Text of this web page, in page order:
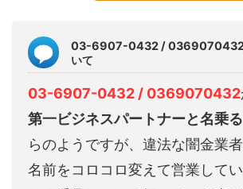
03-6907-0432 / 0369070432
いて
03-6907-0432 / 0369070432
第一ビジネスパートナーと名乗
らのようですが、違法な闇金業
名前をコロコロ変えて営業してい